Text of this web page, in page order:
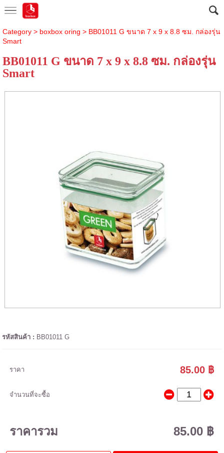
Category> boxbox oring > BB01011 G ขนาด 7 x 9 x 8.8 ซม. กล่องรุ่น
Smart
BB01011 G ขนาด 7 x 9 x 8.8 ซม. กล่องรุ่น
Smart
รหัสสินค้า : BB01011 G
ราคา 85.00 ฿
จำนวนที่จะซื้อ
ราคารวม 85.00 ฿